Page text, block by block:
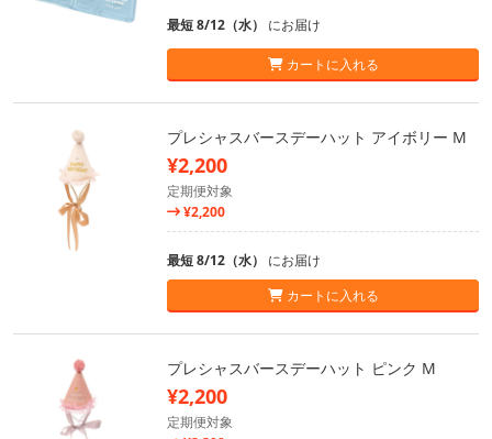
最短 8/12（水） にお届け
カートに入れる
プレシャスバースデーハット アイボリー M
¥2,200
定期便対象
¥2,200
最短 8/12（水） にお届け
カートに入れる
プレシャスバースデーハット ピンク M
¥2,200
定期便対象